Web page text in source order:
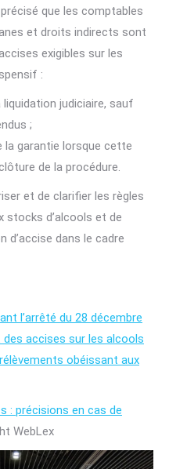
que les comptables
et droits indirects sont
exigibles sur les
:
judiciaire, sauf
;
la garantie lorsque cette
de la procédure.
et de clarifier les règles
stocks d’alcools et de
d’accise dans le cadre
l’arrêté du 28 décembre
accises sur les alcools
obéissant aux
: précisions en cas de
WebLex